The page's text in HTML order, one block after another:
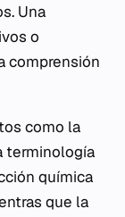
Una
o
comprensión
como la
terminología
química
que la